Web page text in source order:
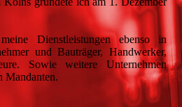
Dienstleistungen ebenso in
und Bauträger, Handwerker,
Sowie weitere Unternehmen
Mandanten.